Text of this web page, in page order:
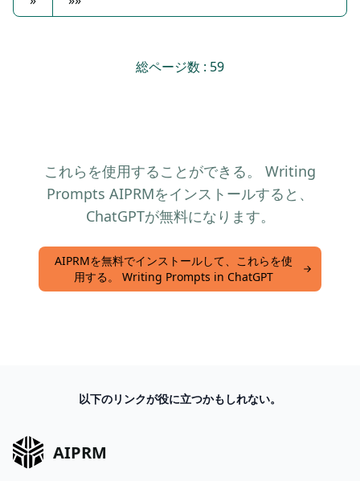
総ページ数 : 59
これらを使用することができる。 Writing
Prompts AIPRMをインストールすると、
ChatGPTが無料になります。
AIPRMを無料でインストールして、これらを使
用する。 Writing Prompts in ChatGPT
以下のリンクが役に立つかもしれない。
AIPRM